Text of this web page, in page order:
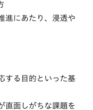
進にあたり、浸透や
する目的といった基
直面しがちな課題を